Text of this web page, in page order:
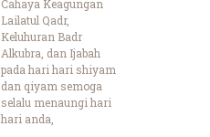
Cahaya Keagungan
Lailatul Qadr,
Keluhuran Badr
Alkubra, dan Ijabah
pada hari hari shiyam
dan qiyam semoga
selalu menaungi hari
hari anda,